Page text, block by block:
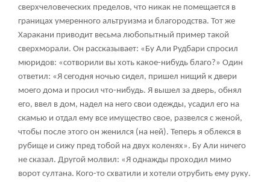
сверхчеловеческих пределов, что никак не помещается в
границах умеренного альтруизма и благородства. Тот же
Харакани приводит весьма любопытный пример такой
сверхморали. Он рассказывает: «Бу Али Рудбари спросил
мюридов: «сотворили вы хоть какое-нибудь благо?» Один
ответил: «Я сегодня ночью сидел, пришел нищий к двери
моего дома и просил что-нибудь. Я вышел за дверь, обнял
его, ввел в дом, надел на него свои одежды, усадил его на
скамью и отдал ему все имущество свое, развелся с женой,
чтобы после этого он женился (на ней). Теперь я облекся в
рубище и сижу пред тобой на двух коленях». Бу Али ничего
не сказал. Другой молвил: «Я однажды проходил мимо
ворот султана. Кого-то схватили и хотели отрубить ему руку.